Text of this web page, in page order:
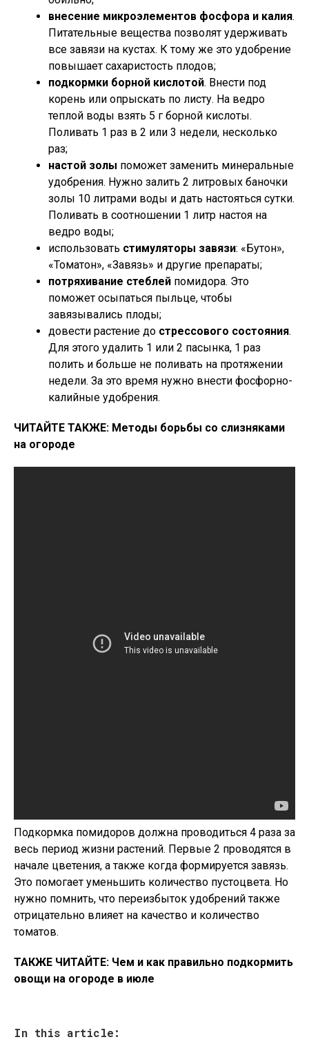
внесение микроэлементов фосфора и калия.
Питательные вещества позволят удерживать
все завязи на кустах. К тому же это удобрение
повышает сахаристость плодов;
подкормки борной кислотой. Внести под
корень или опрыскать по листу. На ведро
теплой воды взять 5 г борной кислоты.
Поливать 1 раз в 2 или 3 недели, несколько
раз;
настой золы поможет заменить минеральные
удобрения. Нужно залить 2 литровых баночки
золы 10 литрами воды и дать настояться сутки.
Поливать в соотношении 1 литр настоя на
ведро воды;
использовать стимуляторы завязи: «Бутон»,
«Томатон», «Завязь» и другие препараты;
потряхивание стеблей помидора. Это
поможет осыпаться пыльце, чтобы
завязывались плоды;
довести растение до стрессового состояния.
Для этого удалить 1 или 2 пасынка, 1 раз
полить и больше не поливать на протяжении
недели. За это время нужно внести фосфорно-
калийные удобрения.
ЧИТАЙТЕ ТАКЖЕ: Методы борьбы со слизняками
на огороде
Подкормка помидоров должна проводиться 4 раза за
весь период жизни растений. Первые 2 проводятся в
начале цветения, а также когда формируется завязь.
Это помогает уменьшить количество пустоцвета. Но
нужно помнить, что переизбыток удобрений также
отрицательно влияет на качество и количество
томатов.
ТАКЖЕ ЧИТАЙТЕ: Чем и как правильно подкормить
овощи на огороде в июле
In this article: